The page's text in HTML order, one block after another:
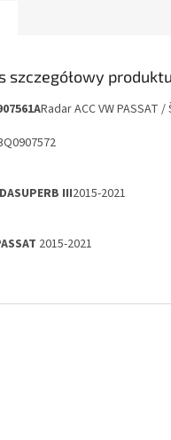
szczegółowy
Radar ACC VW PASSAT /
SUPERB III2015-2021
2015-2021